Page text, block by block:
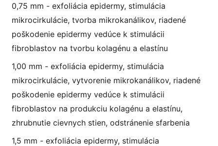
0,75 mm - exfoliácia epidermy, stimulácia
mikrocirkulácie, tvorba mikrokanálikov, riadené
poškodenie epidermy vedúce k stimulácii
fibroblastov na tvorbu kolagénu a elastínu
1,00 mm - exfoliácia epidermy, stimulácia
mikrocirkulácie, vytvorenie mikrokanálikov, riadené
poškodenie epidermy vedúce k stimulácii
fibroblastov na produkciu kolagénu a elastínu,
zhrubnutie cievnych stien, odstránenie sfarbenia
1,5 mm - exfoliácia epidermy, stimulácia